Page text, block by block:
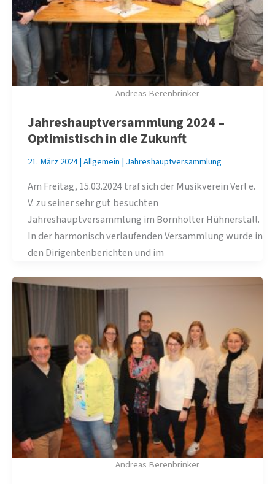
Andreas Berenbrinker
Jahreshauptversammlung 2024 –
Optimistisch in die Zukunft
21. März 2024|Allgemein | Jahreshauptversammlung
Am Freitag, 15.03.2024 traf sich der Musikverein Verl e.
V. zu seiner sehr gut besuchten
Jahreshauptversammlung im Bornholter Hühnerstall.
In der harmonisch verlaufenden Versammlung wurde in
den Dirigentenberichten und im
Andreas Berenbrinker